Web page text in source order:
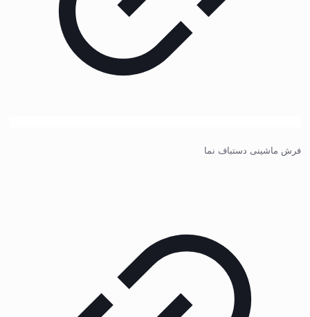
فرش ماشینی دستباف نما